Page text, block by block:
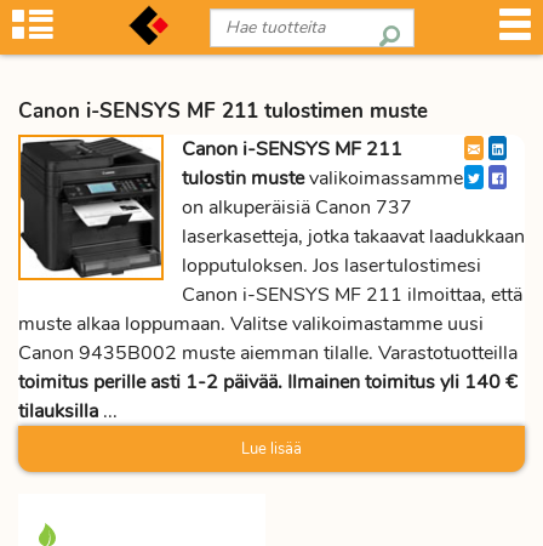
Canon i-SENSYS MF 211 tulostimen muste
Canon i-SENSYS MF 211
tulostin mustevalikoimassamme
on alkuperäisiä Canon 737
laserkasetteja, jotka takaavat laadukkaan
lopputuloksen. Jos lasertulostimesi
Canon i-SENSYS MF 211 ilmoittaa, että
muste alkaa loppumaan. Valitse valikoimastamme uusi
Canon 9435B002 muste aiemman tilalle. Varastotuotteilla
toimitus perille asti 1-2 päivää. Ilmainen toimitus yli 140 €
tilauksilla ...
Lue lisää